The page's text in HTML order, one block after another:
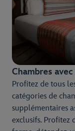
Chambres
Profitez de tous
catégories de
supplémentaires
exclusifs. Profitez